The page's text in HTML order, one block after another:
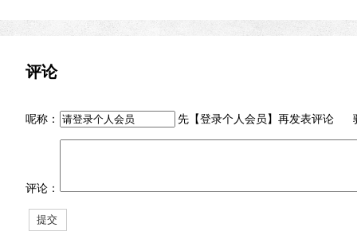
评论
呢称： 先【登录个人会员 】再发表评论
评论：